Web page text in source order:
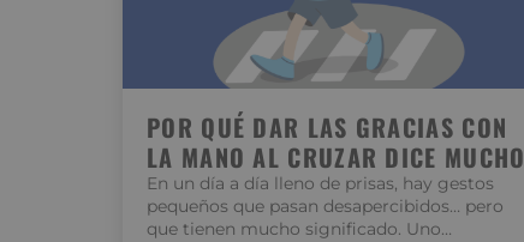
POR QUÉ DAR LAS GRACIAS CON
LA MANO AL CRUZAR DICE MUCHO
En un día a día lleno de prisas, hay gestos
pequeños que pasan desapercibidos… pero
que tienen mucho significado. Uno…